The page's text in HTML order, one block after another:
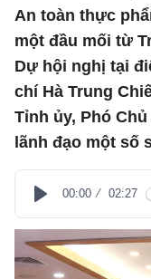
An toàn thực
một đầu mối từ
Dự hội nghị tại
chí Hà Trung
Tỉnh ủy, Phó
lãnh đạo một số
Play
00:00 02:27